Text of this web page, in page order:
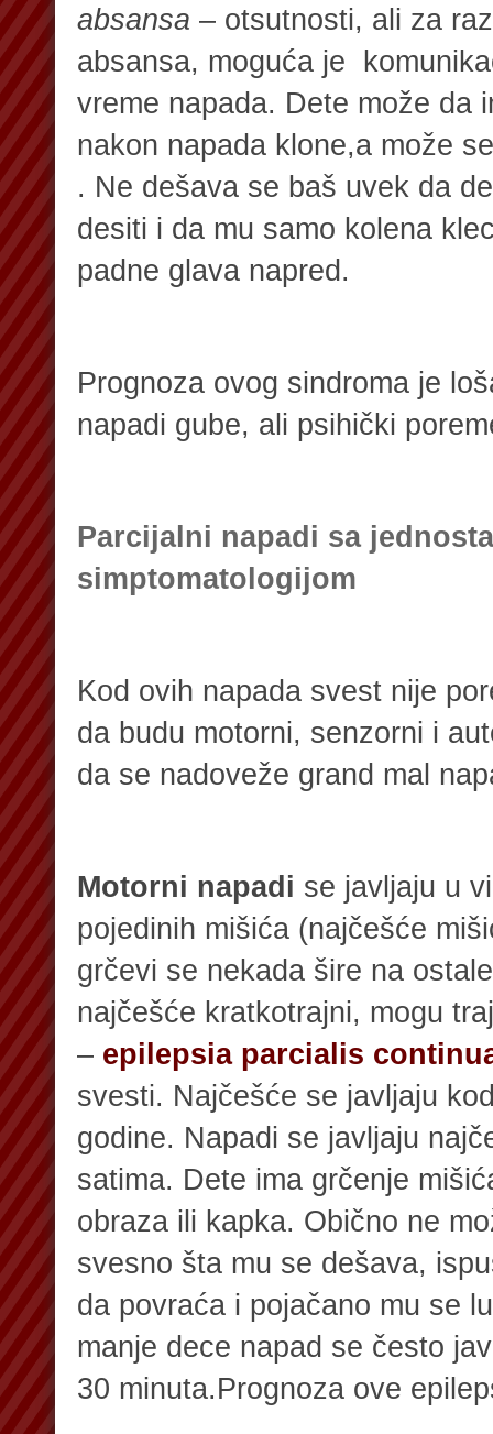
absansa – otsutnosti, ali za
absansa, moguća je
vreme napada. Dete može da
nakon napada klone,a može
. Ne dešava se baš uvek da
desiti i da mu samo kolena
padne glava napred.
Prognoza ovog sindroma je
napadi gube, ali psihički
Parcijalni napadi sa
simptomatologijom
Kod ovih napada svest nije
da budu motorni, senzorni i
da se nadoveže grand mal
Motorni napadi se javljaju u
pojedinih mišića (najčešće
grčevi se nekada šire na
najčešće kratkotrajni, mogu
– epilepsia parcialis
svesti. Najčešće se javljaju
godine. Napadi se javljaju
satima. Dete ima grčenje
obraza ili kapka. Obično ne
svesno šta mu se dešava,
da povraća i pojačano mu se
manje dece napad se često
30 minuta.Prognoza ove